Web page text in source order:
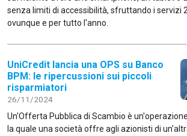
senza limiti di accessibilità, sfruttando i servizi
ovunque e per tutto l'anno.
UniCredit lancia una OPS su Banco
BPM: le ripercussioni sui piccoli
risparmiatori
26/11/2024
Un'Offerta Pubblica di Scambio è
la quale una società offre agli azionisti di